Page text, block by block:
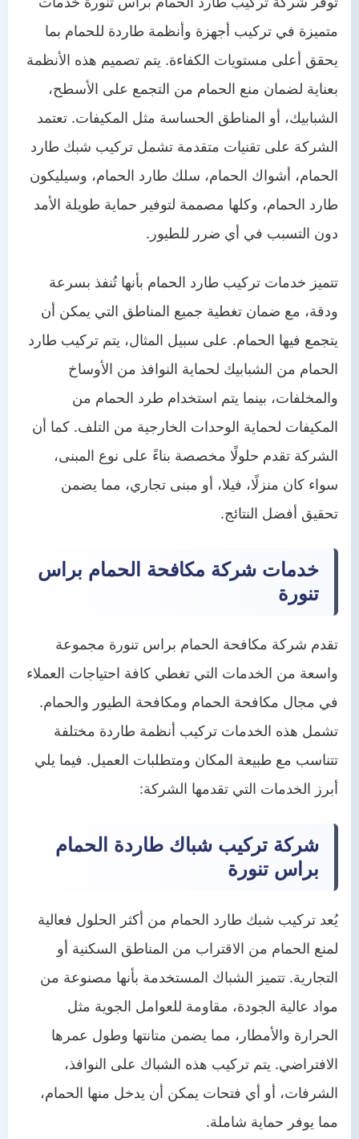
متميزة في تركيب أجهزة وأنظمة طاردة للحمام بما
يحقق أعلى مستويات الكفاءة. يتم تصميم هذه الأنظمة
بعناية لضمان منع الحمام من التجمع على الأسطح،
الشبابيك، أو المناطق الحساسة مثل المكيفات. تعتمد
الشركة على تقنيات متقدمة تشمل تركيب شبك طارد
الحمام، أشواك الحمام، سلك طارد الحمام، وسيليكون
طارد الحمام، وكلها مصممة لتوفير حماية طويلة الأمد
دون التسبب في أي ضرر للطيور.
تتميز خدمات تركيب طارد الحمام بأنها تُنفذ بسرعة
ودقة، مع ضمان تغطية جميع المناطق التي يمكن أن
يتجمع فيها الحمام. على سبيل المثال، يتم تركيب طارد
الحمام من الشبابيك لحماية النوافذ من الأوساخ
والمخلفات، بينما يتم استخدام طرد الحمام من
المكيفات لحماية الوحدات الخارجية من التلف. كما أن
الشركة تقدم حلولًا مخصصة بناءً على نوع المبنى،
سواء كان منزلًا، فيلا، أو مبنى تجاري، مما يضمن
تحقيق أفضل النتائج.
خدمات شركة مكافحة الحمام براس
تنورة
تقدم شركة مكافحة الحمام براس تنورة مجموعة
واسعة من الخدمات التي تغطي كافة احتياجات العملاء
في مجال مكافحة الحمام ومكافحة الطيور والحمام.
تشمل هذه الخدمات تركيب أنظمة طاردة مختلفة
تتناسب مع طبيعة المكان ومتطلبات العميل. فيما يلي
أبرز الخدمات التي تقدمها الشركة:
شركة تركيب شباك طاردة الحمام
براس تنورة
يُعد تركيب شبك طارد الحمام من أكثر الحلول فعالية
لمنع الحمام من الاقتراب من المناطق السكنية أو
التجارية. تتميز الشباك المستخدمة بأنها مصنوعة من
مواد عالية الجودة، مقاومة للعوامل الجوية مثل
الحرارة والأمطار، مما يضمن متانتها وطول عمرها
الافتراضي. يتم تركيب هذه الشباك على النوافذ،
الشرفات، أو أي فتحات يمكن أن يدخل منها الحمام،
مما يوفر حماية شاملة.